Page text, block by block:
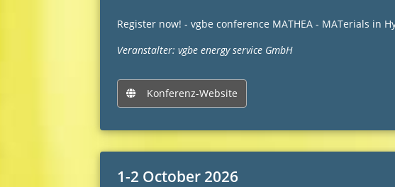
Register now! - vgbe conference MATHEA - MATerials in
Veranstalter: vgbe energy service GmbH
Konferenz-Website
1-2 October 2026